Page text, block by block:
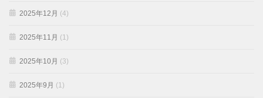
2025年12月 (4)
2025年11月 (1)
2025年10月 (3)
2025年9月 (1)